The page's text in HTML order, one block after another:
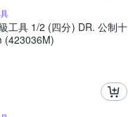
工具 1/2 (四分) DR. 公制十
(423036M)